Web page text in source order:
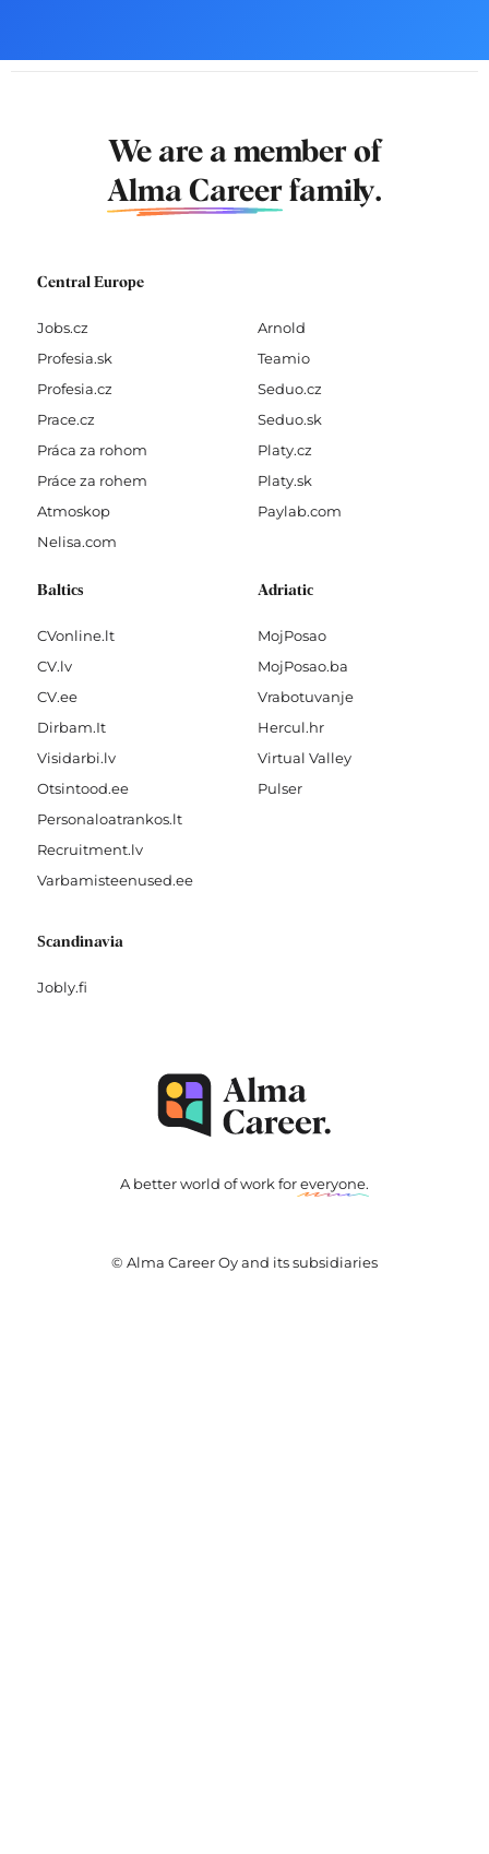
We are a member of
Alma Career family.
Central Europe
Jobs.cz
Profesia.sk
Profesia.cz
Prace.cz
Práca za rohom
Práce za rohem
Atmoskop
Nelisa.com
Arnold
Teamio
Seduo.cz
Seduo.sk
Platy.cz
Platy.sk
Paylab.com
Baltics
CVonline.lt
CV.lv
CV.ee
Dirbam.It
Visidarbi.lv
Otsintood.ee
Personaloatrankos.lt
Recruitment.lv
Varbamisteenused.ee
Adriatic
MojPosao
MojPosao.ba
Vrabotuvanje
Hercul.hr
Virtual Valley
Pulser
Scandinavia
Jobly.fi
A better world of work foreveryone.
© Alma Career Oy and its subsidiaries